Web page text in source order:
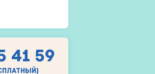
41 59